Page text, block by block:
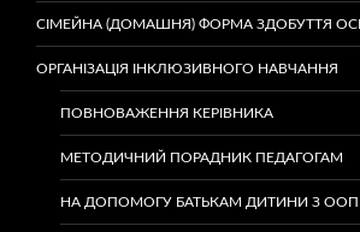
СІМЕЙНА (ДОМАШНЯ) ФОРМА ЗДОБУТТЯ
ОРГАНІЗАЦІЯ ІНКЛЮЗИВНОГО НАВЧАННЯ
ПОВНОВАЖЕННЯ КЕРІВНИКА
МЕТОДИЧНИЙ ПОРАДНИК ПЕДАГОГАМ
НА ДОПОМОГУ БАТЬКАМ ДИТИНИ З ООП